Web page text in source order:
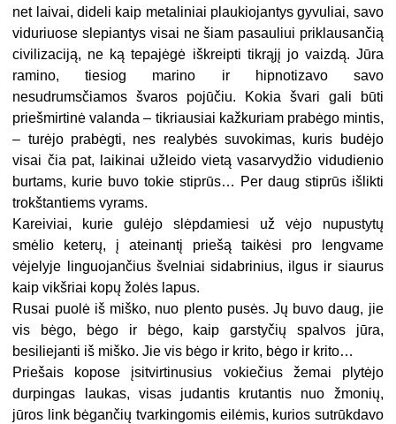
net laivai, dideli kaip metaliniai plaukiojantys gyvuliai, savo
viduriuose slepiantys visai ne šiam pasauliui priklausančią
civilizaciją, ne ką tepajėgė iškreipti tikrąjį jo vaizdą. Jūra
ramino, tiesiog marino ir hipnotizavo savo
nesudrumsčiamos švaros pojūčiu. Kokia švari gali būti
priešmirtinė valanda – tikriausiai kažkuriam prabėgo mintis,
– turėjo prabėgti, nes realybės suvokimas, kuris budėjo
visai čia pat, laikinai užleido vietą vasarvydžio vidudienio
burtams, kurie buvo tokie stiprūs… Per daug stiprūs išlikti
trokštantiems vyrams.
Kareiviai, kurie gulėjo slėpdamiesi už vėjo nupustytų
smėlio keterų, į ateinantį priešą taikėsi pro lengvame
vėjelyje linguojančius švelniai sidabrinius, ilgus ir siaurus
kaip vikšriai kopų žolės lapus.
Rusai puolė iš miško, nuo plento pusės. Jų buvo daug, jie
vis bėgo, bėgo ir bėgo, kaip garstyčių spalvos jūra,
besiliejanti iš miško. Jie vis bėgo ir krito, bėgo ir krito…
Priešais kopose įsitvirtinusius vokiečius žemai plytėjo
durpingas laukas, visas judantis krutantis nuo žmonių,
jūros link bėgančių tvarkingomis eilėmis, kurios sutrūkdavo